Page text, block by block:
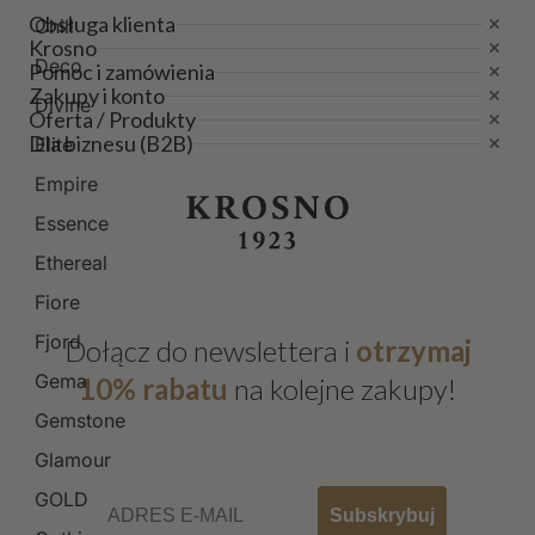
Chill
Deco
Divine
Elite
Empire
Essence
Ethereal
Fiore
Fjord
Gema
Gemstone
Glamour
GOLD
Obsługa klienta
Krosno
Pomoc i zamówienia
Zakupy i konto
Oferta / Produkty
Dla biznesu (B2B)
Dołącz do newslettera i otrzymaj
10% rabatu na kolejne zakupy!
Subskrybuj